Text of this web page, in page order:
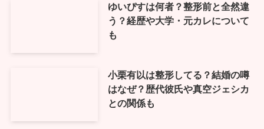
ゆいぴすは何者？整形前と全然違
う？経歴や大学・元カレについて
も
小栗有以は整形してる？結婚の噂
はなぜ？歴代彼氏や真空ジェシカ
との関係も